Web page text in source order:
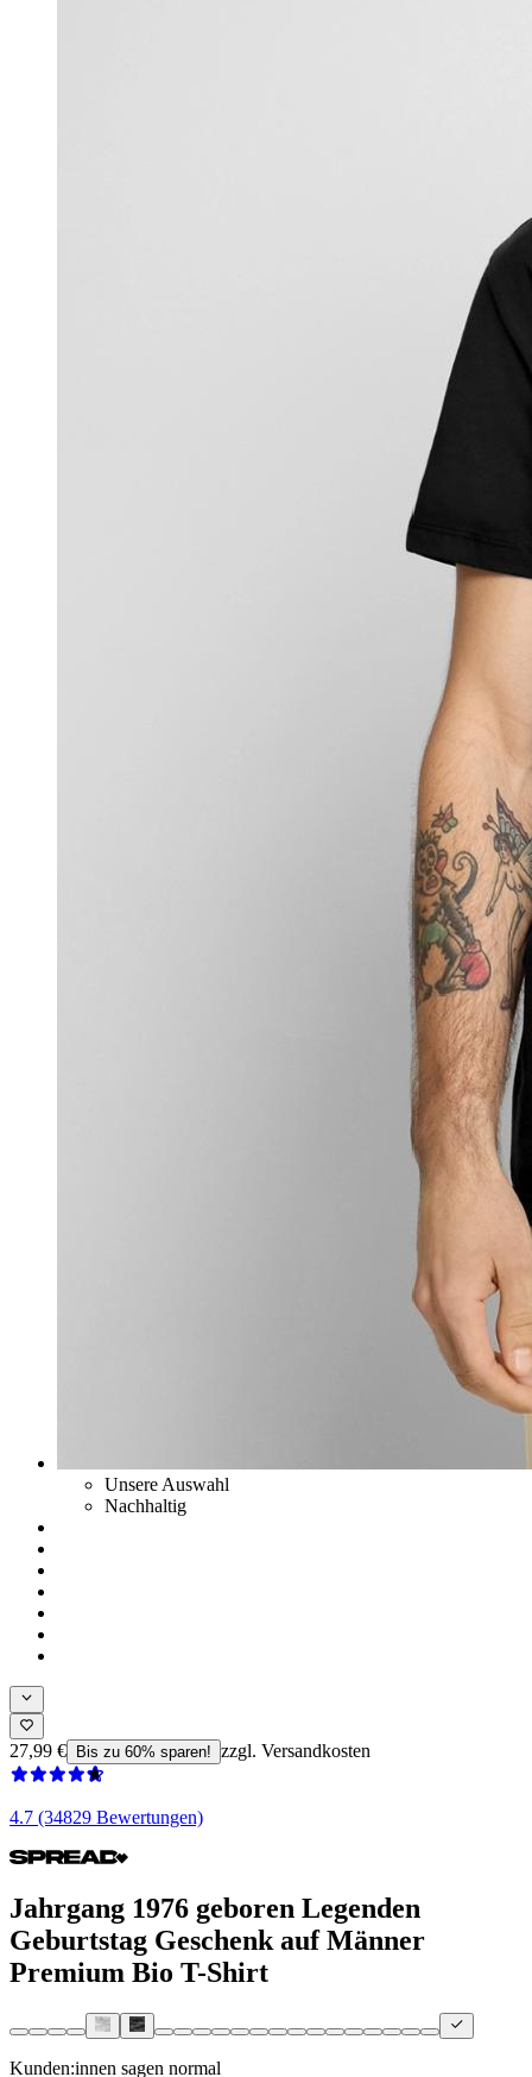
Unsere Auswahl
Nachhaltig
27,99 € Bis zu 60% sparen! zzgl. Versandkosten
4.7 (34829 Bewertungen)
Jahrgang 1976 geboren Legenden
Geburtstag Geschenk auf Männer
Premium Bio T-Shirt
Kunden:innen sagen normal